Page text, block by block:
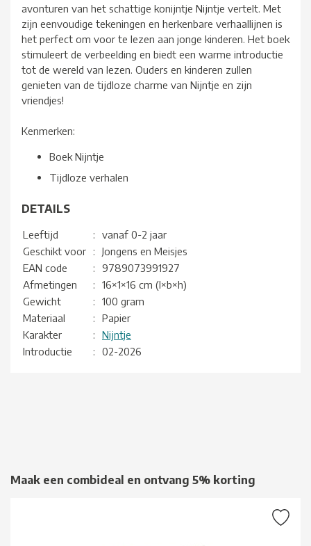
avonturen van het schattige konijntje Nijntje vertelt. Met
zijn eenvoudige tekeningen en herkenbare verhaallijnen is
het perfect om voor te lezen aan jonge kinderen. Het boek
stimuleert de verbeelding en biedt een warme introductie
tot de wereld van lezen. Ouders en kinderen zullen
genieten van de tijdloze charme van Nijntje en zijn
vriendjes!
Kenmerken:
Boek Nijntje
Tijdloze verhalen
DETAILS
Leeftijd :
vanaf 0-2 jaar
Geschikt voor
:
Jongens en Meisjes
EAN code
:
9789073991927
Afmetingen
:
16×1×16 cm (l×b×h)
Gewicht
:
100 gram
Materiaal
:
Papier
Karakter
:
Nijntje
Introductie
: 02-2026
Maak een combideal en ontvang 5% korting